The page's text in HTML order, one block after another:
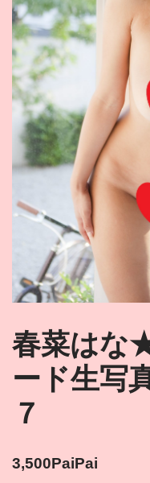
春菜はな
ード生写
７
3,500PaiPai